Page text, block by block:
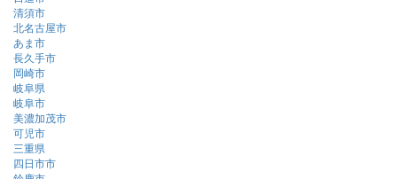
清須市
北名古屋市
あま市
長久手市
岡崎市
岐阜県
岐阜市
美濃加茂市
可児市
三重県
四日市市